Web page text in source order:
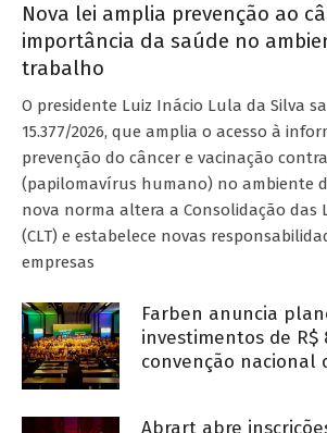
Nova lei amplia prevenção ao
importância da saúde no
trabalho
O presidente Luiz Inácio Lula da Silva
15.377/2026, que amplia o acesso à
prevenção do câncer e vacinação
(papilomavírus humano) no ambiente
nova norma altera a Consolidação das
(CLT) e estabelece novas
empresas
Farben anuncia
investimentos de R$
convenção nacional